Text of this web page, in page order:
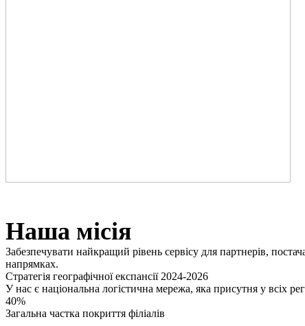
Наша місія
Забезпечувати найкращий рівень сервісу для партнерів,
напрямках.
Стратегія географічної експансії 2024-2026
У нас є національна логістична мережа, яка присутня у всіх
40%
Загальна частка покриття філіалів